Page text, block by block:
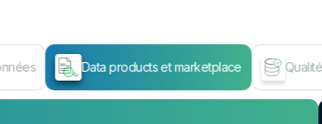
Data products et marketplace